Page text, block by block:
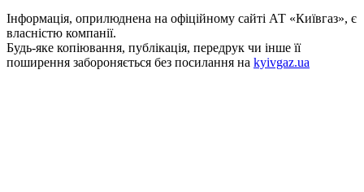
Інформація, оприлюднена на офіційному сайті АТ «Київгаз», є
власністю компанії.
Будь-яке копiювання, публiкацiя, передрук чи інше її
поширення забороняється без посилання на kyivgaz.ua